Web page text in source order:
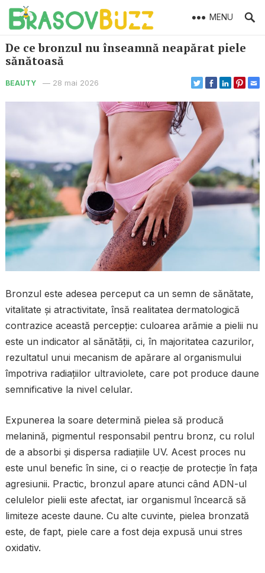
MENU
De ce bronzul nu înseamnă neapărat piele
sănătoasă
BEAUTY — 28 mai 2026
Bronzul este adesea perceput ca un semn de sănătate,
vitalitate și atractivitate, însă realitatea dermatologică
contrazice această percepție: culoarea arămie a pielii nu
este un indicator al sănătății, ci, în majoritatea cazurilor,
rezultatul unui mecanism de apărare al organismului
împotriva radiațiilor ultraviolete, care pot produce daune
semnificative la nivel celular.
Expunerea la soare determină pielea să producă
melanină, pigmentul responsabil pentru bronz, cu rolul
de a absorbi și dispersa radiațiile UV. Acest proces nu
este unul benefic în sine, ci o reacție de protecție în fața
agresiunii. Practic, bronzul apare atunci când ADN-ul
celulelor pielii este afectat, iar organismul încearcă să
limiteze aceste daune. Cu alte cuvinte, pielea bronzată
este, de fapt, piele care a fost deja expusă unui stres
oxidativ.